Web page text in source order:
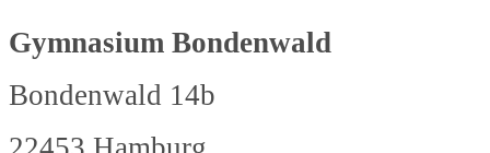
Gymnasium Bondenwald
Bondenwald 14b